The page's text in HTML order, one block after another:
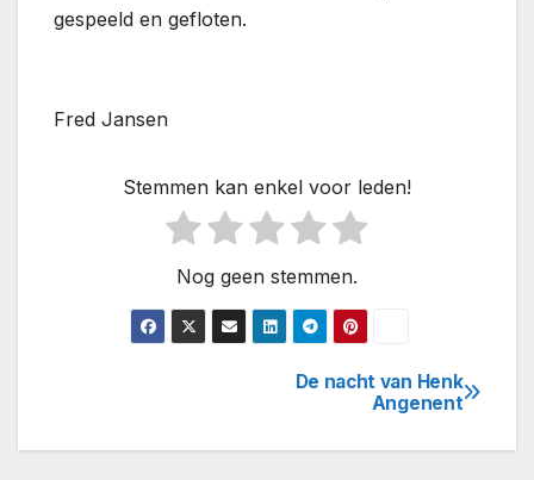
gespeeld en gefloten.
Fred Jansen
Stemmen kan enkel voor leden!
Nog geen stemmen.
navigatie
De nacht van Henk
Angenent